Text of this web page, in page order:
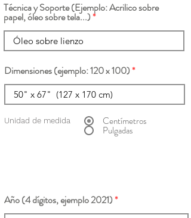
Técnica y Soporte (Ejemplo: Acrilico sobre
papel, óleo sobre tela...)
Dimensiones (ejemplo: 120 x 100)
Unidad de medida Centímetros
Pulgadas
Año (4 dígitos, ejemplo 2021)